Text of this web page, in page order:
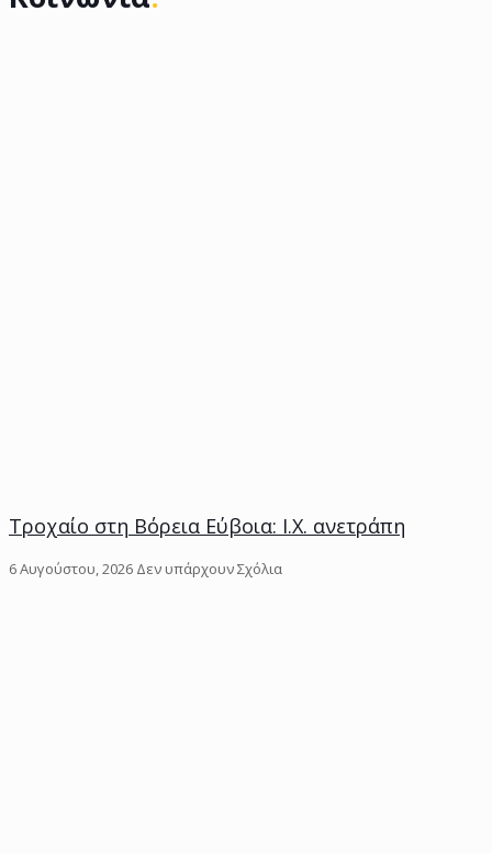
Τροχαίο στη Βόρεια Εύβοια: Ι.Χ. ανετράπη
6 Αυγούστου, 2026 Δεν υπάρχουν Σχόλια